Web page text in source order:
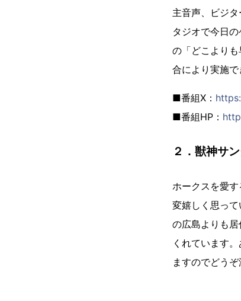
主音声、ビジ
タジオで今日
の「どこより
合により実施で
■番組X：
■番組HP：
２．獣神サ
ホークスを愛
変嬉しく思っ
の広島よりも
くれています
ますのでどう